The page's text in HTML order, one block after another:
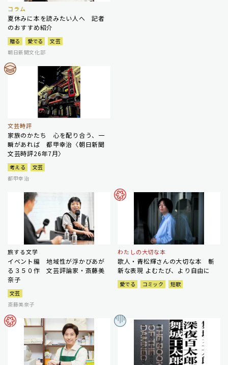
コラム
夏休みに本を読みたい人へ 記者
のおすすめ紹介
贈る 愛でる
文芸
朝日新聞文化部
文芸時評
家族のかたち 心を配り合う、一
瞬があれば 都甲幸治〈朝日新聞
文芸時評26年7月〉
考える
文芸
都甲幸治
旅する文学
イベント編 地域性が浮かびあが
る３５０作 文芸評論家・斎藤美
奈子
文芸
斎藤美奈子
わたしの大切な本
歌人・青松輝さんの大切な本 斬
新な表現 よむたび、より自由に
愛でる コミック 短歌